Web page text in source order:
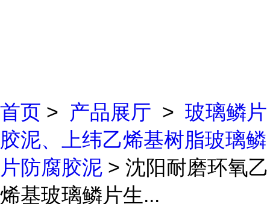
首页 > 产品展厅 > 玻璃鳞片
胶泥、上纬乙烯基树脂玻璃鳞
片防腐胶泥 > 沈阳耐磨环氧乙
烯基玻璃鳞片生...